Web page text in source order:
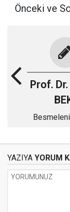
Önceki ve
Prof.
YAZIYA YORUM